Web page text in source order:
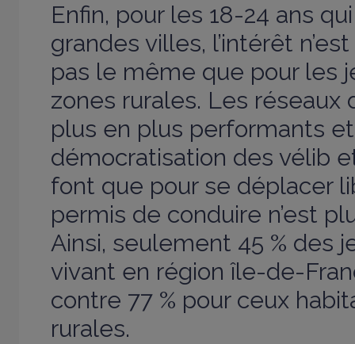
Enfin, pour les 18-24 ans
grandes villes, l’intérêt
pas le même que pour les
zones rurales. Les réseaux
plus en plus performants
démocratisation des vélib
font que pour se déplacer
permis de conduire n’est
Ainsi, seulement 45 % des
vivant en région île-de-
contre 77 % pour ceux
rurales.